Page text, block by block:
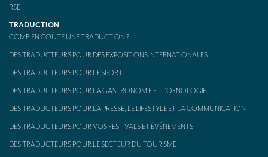
RSE
TRADUCTION
COMBIEN COÛTE UNE TRADUCTION ?
DES TRADUCTEURS POUR DES EXPOSITIONS INTERNATIONALES
DES TRADUCTEURS POUR LE SPORT
DES TRADUCTEURS POUR LA GASTRONOMIE ET L’OENOLOGIE
DES TRADUCTEURS POUR LA PRESSE, LE LIFESTYLE ET LA COMMUNICATION
DES TRADUCTEURS POUR VOS FESTIVALS ET ÉVÉNEMENTS
DES TRADUCTEURS POUR LE SECTEUR DU TOURISME